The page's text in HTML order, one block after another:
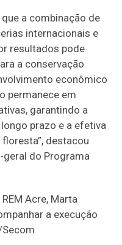
a combinação de
internacionais e
resultados pode
a conservação
econômico
permanece em
garantindo a
prazo e a efetiva
destacou
do Programa